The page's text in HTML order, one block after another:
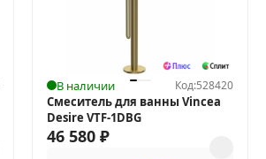
В наличии Код:528420
Смеситель для ванны Vincea
Desire VTF-1DBG
46 580₽